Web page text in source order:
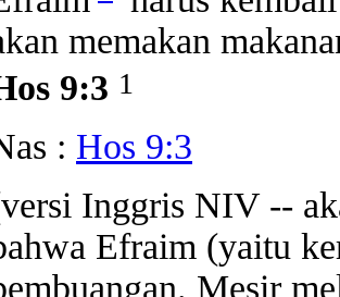
memakan
9:3 1
: Hos 9:3
Inggris NIV --
Efraim (yaitu
Mesir